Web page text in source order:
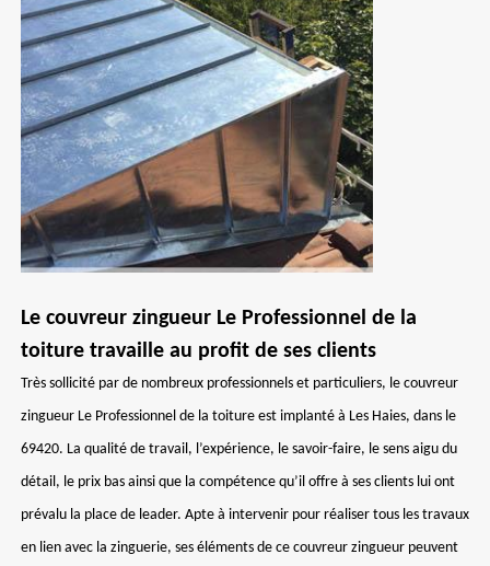
Le couvreur zingueur Le Professionnel de la
toiture travaille au profit de ses clients
Très sollicité par de nombreux professionnels et particuliers, le couvreur
zingueur Le Professionnel de la toiture est implanté à Les Haies, dans le
69420. La qualité de travail, l’expérience, le savoir-faire, le sens aigu du
détail, le prix bas ainsi que la compétence qu’il offre à ses clients lui ont
prévalu la place de leader. Apte à intervenir pour réaliser tous les travaux
en lien avec la zinguerie, ses éléments de ce couvreur zingueur peuvent